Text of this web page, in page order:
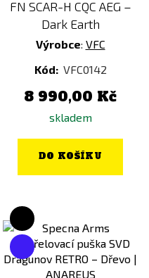
FN SCAR-H CQC AEG –
Dark Earth
Výrobce: VFC
Kód: VFC0142
8 990,00 Kč
skladem
DO KOŠÍKU